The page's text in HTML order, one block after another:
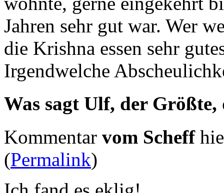
Jahren sehr gut war. Wer
die Krishna essen sehr
Irgendwelche
Was sagt Ulf, der Größte,
Kommentar vom Scheff
(Permalink)